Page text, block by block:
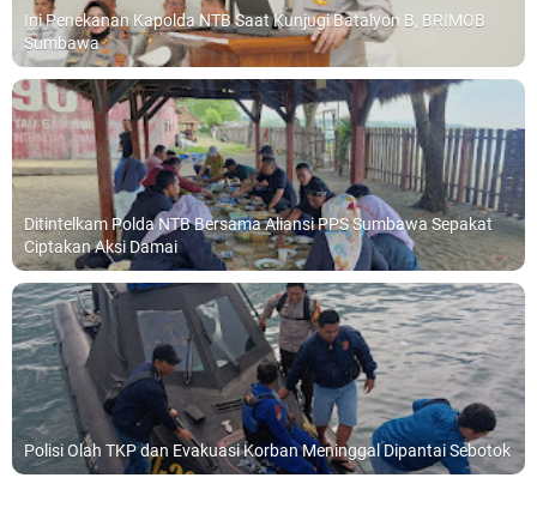
Ini Penekanan Kapolda NTB Saat Kunjugi Batalyon B, BRIMOB
Sumbawa
Ditintelkam Polda NTB Bersama Aliansi PPS Sumbawa Sepakat
Ciptakan Aksi Damai
Polisi Olah TKP dan Evakuasi Korban Meninggal Dipantai Sebotok